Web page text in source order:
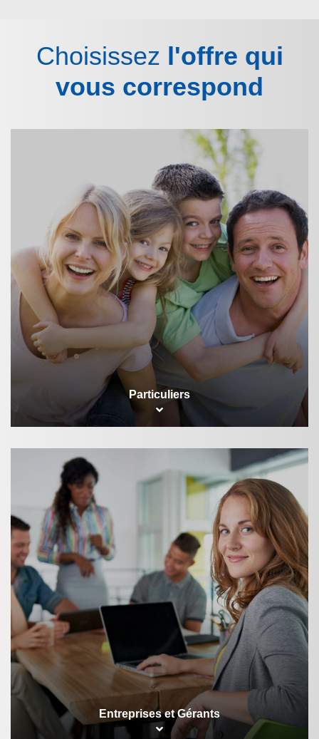
Choisissez l'offre qui
vous correspond
Particuliers
Entreprises et Gérants